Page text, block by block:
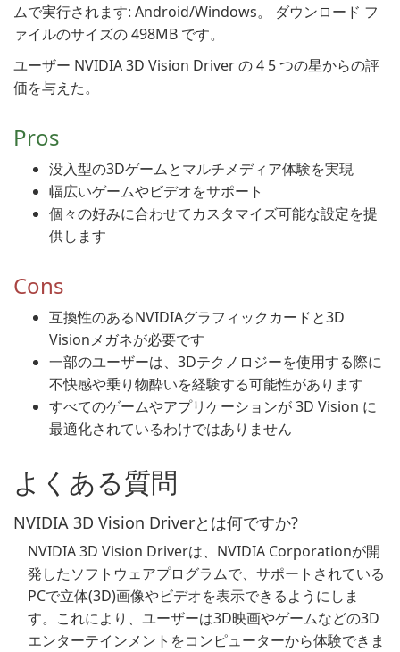
ムで実行されます: Android/Windows。 ダウンロード フ
ァイルのサイズの 498MB です。
ユーザー NVIDIA 3D Vision Driver の 4 5 つの星からの評
価を与えた。
Pros
没入型の3Dゲームとマルチメディア体験を実現
幅広いゲームやビデオをサポート
個々の好みに合わせてカスタマイズ可能な設定を提
供します
Cons
互換性のあるNVIDIAグラフィックカードと3D
Visionメガネが必要です
一部のユーザーは、3Dテクノロジーを使用する際に
不快感や乗り物酔いを経験する可能性があります
すべてのゲームやアプリケーションが 3D Vision に
最適化されているわけではありません
よくある質問
NVIDIA 3D Vision Driverとは何ですか?
NVIDIA 3D Vision Driverは、NVIDIA Corporationが開
発したソフトウェアプログラムで、サポートされている
PCで立体(3D)画像やビデオを表示できるようにしま
す。これにより、ユーザーは3D映画やゲームなどの3D
エンターテインメントをコンピューターから体験できま